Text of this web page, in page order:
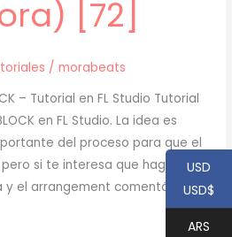
[72]
/morabeats
– Tutorial en FL Studio Tutorial
en FL Studio. La idea es
del proceso para que el
si te interesa que haga uno
y el arrangement comentá en
USD
USD$
ARS